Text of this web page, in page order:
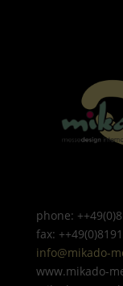
phone:
fax:
info@mikado-
www.mikado-